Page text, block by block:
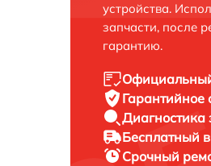
устройства.
запчасти, после
гарантию.
Гарантийное
Диагностика
Бесплатный
Срочный